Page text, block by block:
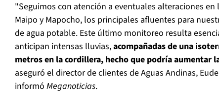
"Seguimos con atención a eventuales alteraciones
Maipo y Mapocho, los principales afluentes para
de agua potable. Este último monitoreo resulta
anticipan intensas lluvias,acompañadas de una
metros en la cordillera, hecho que podría aumentar
aseguró el director de clientes de Aguas Andinas,
informó Meganoticias.